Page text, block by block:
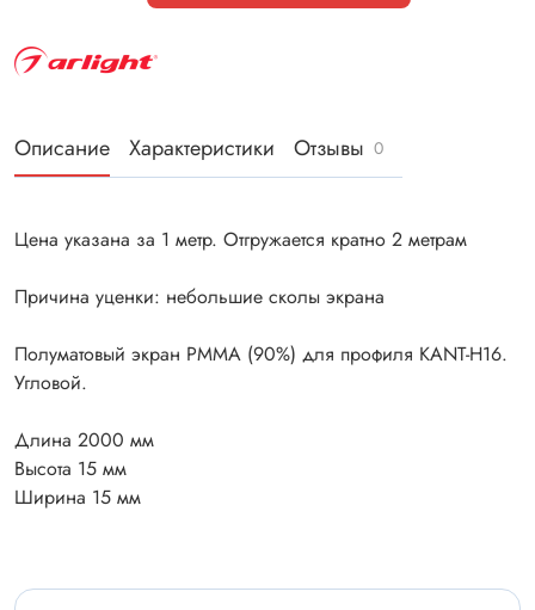
Описание Характеристики Отзывы 0
Цена указана за 1 метр. Отгружается кратно 2 метрам
Причина уценки: небольшие сколы экрана
Полуматовый экран PMMA (90%) для профиля KANT-H16.
Угловой.
Длина 2000 мм
Высота 15 мм
Ширина 15 мм